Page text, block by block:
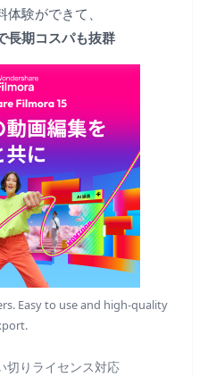
体験ができて、
長期コスパも抜群
Easy to use and high-quality
切りライセンス対応